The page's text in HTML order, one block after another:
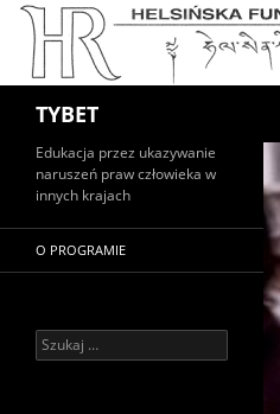
TYBET
Edukacja przez ukazywanie
naruszeń praw człowieka w
innych krajach
O PROGRAMIE
Szukaj: